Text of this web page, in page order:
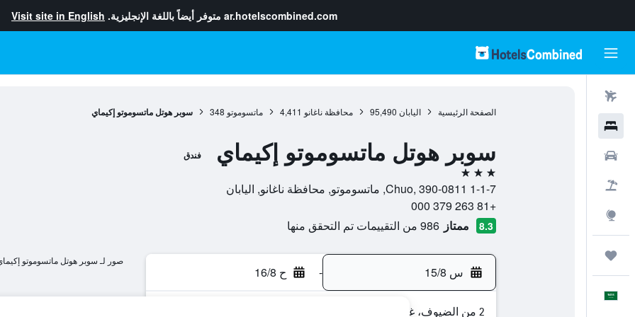
ar.hotelscombined.com متوفر أيضاً باللغة الإنجليزية. Visit site in English
الصفحة الرئيسية اليابان 95,490 محافظة ناغانو 4,411 ماتسوموتو 348 سوبر هوتل ماتسوموتو إكيماي
سوبر هوتل ماتسوموتو إكيماي فندق
3 نجوم
1-1-7 Chuo, 390-0811, ماتسوموتو, محافظة ناغانو, اليابان
+81 263 379 000
8.3 ممتاز 986 من التقييمات تم التحقق منها
س 15/8 - ح 16/8
2 من الضيوف، غرفة واحدة
صور لـ سوبر هوتل ماتسوموتو